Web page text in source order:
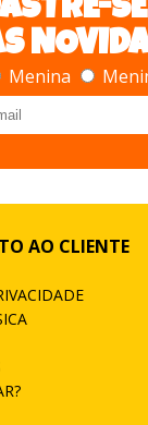
SE
Menina
AO CLIENTE